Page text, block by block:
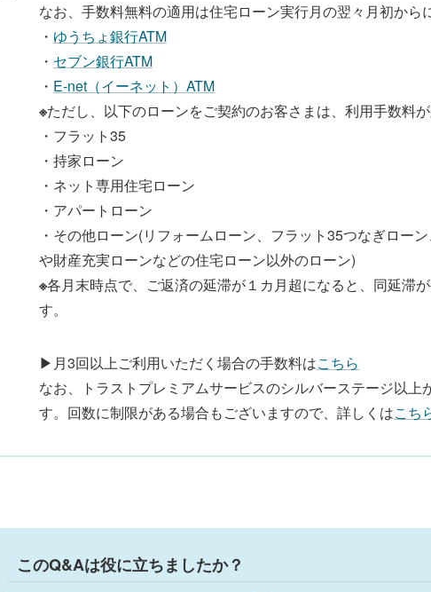
なお、手数料無料の適用は住宅ローン実行月の翌々月初から
・ ゆうちょ銀行ATM
・ セブン銀行ATM
・ E-net（イーネット）ATM
※ただし、以下のローンをご契約のお客さまは、利用手数料が
・フラット35
・持家ローン
・ネット専用住宅ローン
・アパートローン
・その他ローン(リフォームローン、フラット35つなぎロー
や財産充実ローンなどの住宅ローン以外のローン)
※各月末時点で、ご返済の延滞が１カ月超になると、同延滞
す。
▶月3回以上ご利用いただく場合の手数料はこちら
なお、トラストプレミアムサービスのシルバーステージ以
す。回数に制限がある場合もございますので、詳しくはこち
このQ&Aは役に立ちましたか？